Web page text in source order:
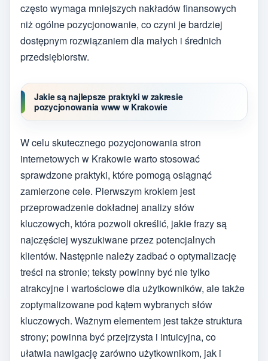
często wymaga mniejszych nakładów finansowych
niż ogólne pozycjonowanie, co czyni je bardziej
dostępnym rozwiązaniem dla małych i średnich
przedsiębiorstw.
Jakie są najlepsze praktyki w zakresie
pozycjonowania www w Krakowie
W celu skutecznego pozycjonowania stron
internetowych w Krakowie warto stosować
sprawdzone praktyki, które pomogą osiągnąć
zamierzone cele. Pierwszym krokiem jest
przeprowadzenie dokładnej analizy słów
kluczowych, która pozwoli określić, jakie frazy są
najczęściej wyszukiwane przez potencjalnych
klientów. Następnie należy zadbać o optymalizację
treści na stronie; teksty powinny być nie tylko
atrakcyjne i wartościowe dla użytkowników, ale także
zoptymalizowane pod kątem wybranych słów
kluczowych. Ważnym elementem jest także struktura
strony; powinna być przejrzysta i intuicyjna, co
ułatwia nawigację zarówno użytkownikom, jak i